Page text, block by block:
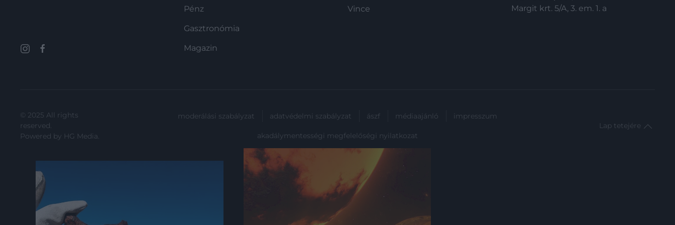
legnagyobb kockázat az egyenlítői
Pénz
Gasztronómia
Magazin
Vince
Margit krt. 5/A, 3. em. 1. a
© 2025 All rights
reserved.
Powered by HG Media.
moderálási szabályzat adatvédelmi szabályzat ászf médiaajánló impresszum
akadálymentességi megfelelőségi nyilatkozat
Lap tetejére